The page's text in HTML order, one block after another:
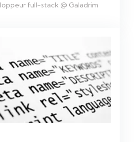
full-stack @ Galadrim